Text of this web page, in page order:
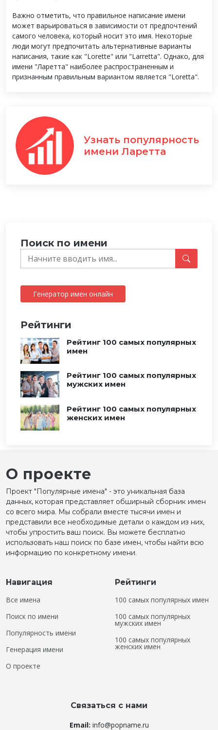
Важно отметить, что правильное написание имени
может варьироваться в зависимости от предпочтений
самого человека, который носит это имя. Некоторые
люди могут предпочитать альтернативные варианты
написания, такие как "Lorette" или "Larretta". Однако, для
имени "Ларетта" наиболее распространенным и
признанным правильным вариантом является "Loretta".
Узнать популярность
имени Ларетта
Поиск по имени
Генератор имен онлайн
Рейтинги
Рейтинг 100 самых популярных
имен
Рейтинг 100 самых популярных
мужских имен
Рейтинг 100 самых популярных
женских имен
О проекте
Проект "Популярные имена" - это уникальная база
данных, которая представляет обширный сборник имен
со всего мира. Мы собрали вместе тысячи имен и
представили все необходимые детали о каждом из них,
чтобы упростить ваш поиск. Вы можете бесплатно
использовать наш поиск по базе имен, чтобы найти всю
информацию по конкретному имени.
Навигация
Все имена
Поиск по имени
Популярность имени
Генерация имени
О проекте
Рейтинги
100 самых популярных имен
100 самых популярных
мужских имен
100 самых популярных
женских имен
Связаться с нами
Email: info@popname.ru